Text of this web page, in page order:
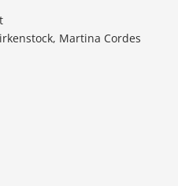
Martina Cordes